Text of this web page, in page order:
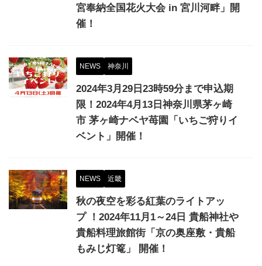
宮奉納全国花火大会 in 宮川河畔」開
催！
NEWS 神奈川
2024年3月29日23時59分まで申込期
限！2024年4⽉13⽇神奈川県茅ヶ崎
市 茅ヶ崎ナベヤ苺園「いちご狩りイ
ベント」開催！
NEWS 近畿
秋の夜空を彩る紅葉のライトアッ
プ ！2024年11月1～24日 貴船神社や
貴船料理旅館街「京の奥座敷・貴船
もみじ灯篭」 開催！